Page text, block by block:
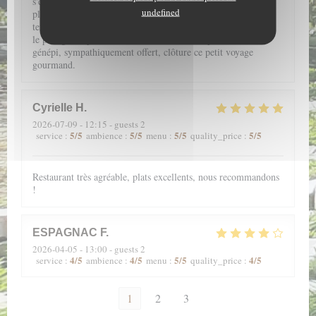
undefined
plats fins et légers. De l'entrée au dessert, une farandole de
textures douces au caractère souligné, vous accompagne pour
le plus grand plaisir de la bouche. Enfin, le petit verre de
génépi, sympathiquement offert, clôture ce petit voyage
gourmand.
Cyrielle H
2026-07-09 - 12:15 - guests 2
service : 5/5 ambience : 5/5 menu : 5/5 quality_price : 5/5
Restaurant très agréable, plats excellents, nous recommandons
!
ESPAGNAC F
2026-04-05 - 13:00 - guests 2
service : 4/5 ambience : 4/5 menu : 5/5 quality_price : 4/5
1 2 3